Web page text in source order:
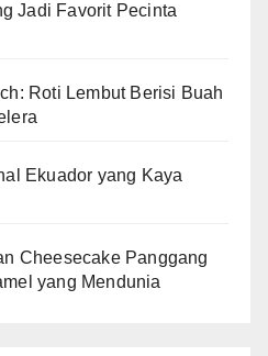
Jadi Favorit Pecinta
Roti Lembut Berisi Buah
Ekuador yang Kaya
Cheesecake Panggang
yang Mendunia